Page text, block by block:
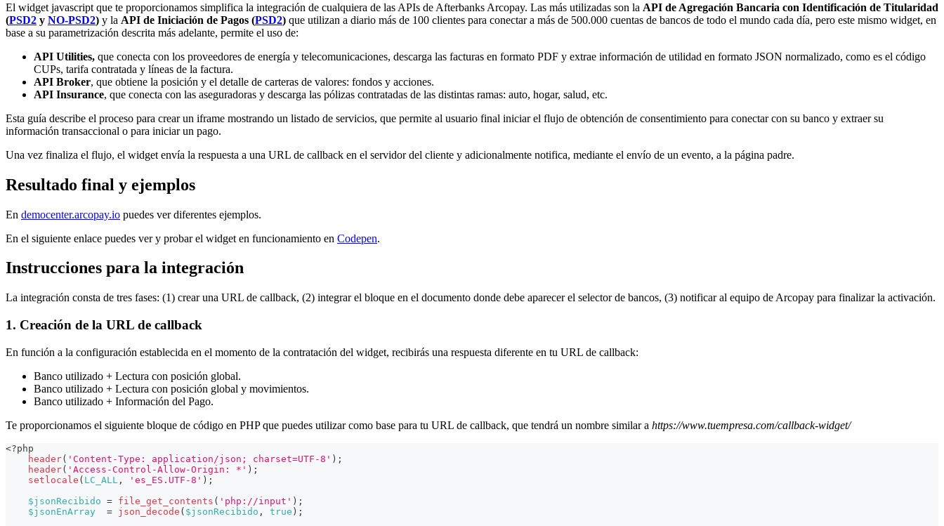
El widget javascript que te proporcionamos simplifica la integración de cualquiera de las APIs de Afterbanks Arcopay. Las más utilizadas son la API de Agregación Bancaria con Identificación de Titularidad
(PSD2 y NO-PSD2) y la API de Iniciación de Pagos (PSD2) que utilizan a diario más de 100 clientes para conectar a más de 500.000 cuentas de bancos de todo el mundo cada día, pero este mismo widget, en
base a su parametrización descrita más adelante, permite el uso de:
API Utilities, que conecta con los proveedores de energía y telecomunicaciones, descarga las facturas en formato PDF y extrae información de utilidad en formato JSON normalizado, como es el código
CUPs, tarifa contratada y líneas de la factura.
API Broker, que obtiene la posición y el detalle de carteras de valores: fondos y acciones.
API Insurance, que conecta con las aseguradoras y descarga las pólizas contratadas de las distintas ramas: auto, hogar, salud, etc.
Esta guía describe el proceso para crear un iframe mostrando un listado de servicios, que permite al usuario final iniciar el flujo de obtención de consentimiento para conectar con su banco y extraer su
información transaccional o para iniciar un pago.
Una vez finaliza el flujo, el widget envía la respuesta a una URL de callback en el servidor del cliente y adicionalmente notifica, mediante el envío de un evento, a la página padre.
Resultado final y ejemplos
En democenter.arcopay.io puedes ver diferentes ejemplos.
En el siguiente enlace puedes ver y probar el widget en funcionamiento en Codepen.
Instrucciones para la integración
La integración consta de tres fases: (1) crear una URL de callback, (2) integrar el bloque en el documento donde debe aparecer el selector de bancos, (3) notificar al equipo de Arcopay para finalizar la activación.
1. Creación de la URL de callback
En función a la configuración establecida en el momento de la contratación del widget, recibirás una respuesta diferente en tu URL de callback:
Banco utilizado + Lectura con posición global.
Banco utilizado + Lectura con posición global y movimientos.
Banco utilizado + Información del Pago.
Te proporcionamos el siguiente bloque de código en PHP que puedes utilizar como base para tu URL de callback, que tendrá un nombre similar a https://www.tuempresa.com/callback-widget/
<?php
header( 'Content-Type: application/json; charset=UTF-8' ) ;
header( 'Access-Control-Allow-Origin: *' ) ;
setlocale ( LC_ALL , 'es_ES.UTF-8' ) ;
$jsonRecibido = file_get_contents ( 'php://input' ) ;
$jsonEnArray
= json_decode ( $jsonRecibido , true ) ;